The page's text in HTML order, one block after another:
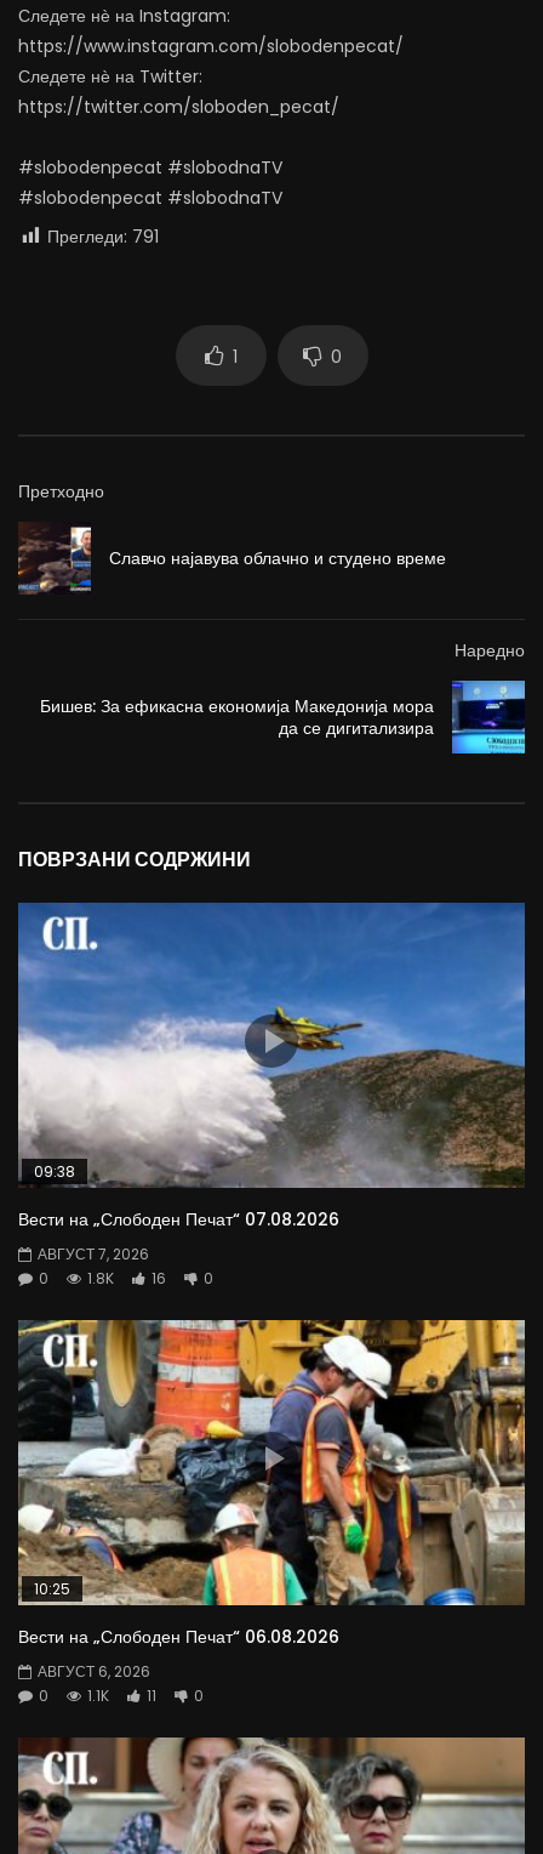
Следете нѐ на Instagram:
https://www.instagram.com/slobodenpecat/
Следете нѐ на Twitter:
https://twitter.com/sloboden_pecat/
#slobodenpecat #slobodnaTV
#slobodenpecat #slobodnaTV
Прегледи: 791
1 0
Претходно
Славчо најавува облачно и студено време
Наредно
Бишев: За ефикасна економија Македонија мора
да се дигитализира
ПОВРЗАНИ СОДРЖИНИ
09:38
Вести на „Слободен Печат“ 07.08.2026
АВГУСТ 7, 2026
0
1.8K 16 0
10:25
Вести на „Слободен Печат“ 06.08.2026
АВГУСТ 6, 2026
0
1.1K 11 0